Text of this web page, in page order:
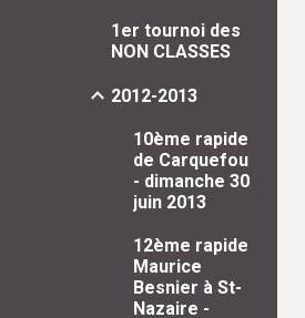
1er tournoi des
NON CLASSES
2012-2013
10ème rapide
de Carquefou
- dimanche 30
juin 2013
12ème rapide
Maurice
Besnier à St-
Nazaire -